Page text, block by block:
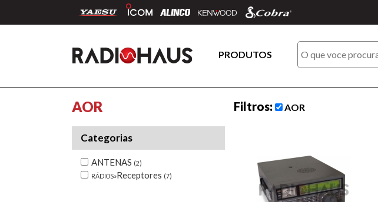
PRODUTOS
AOR
Categorias
ANTENAS (2)
RÁDIOS»Receptores (7)
Filtros: AOR